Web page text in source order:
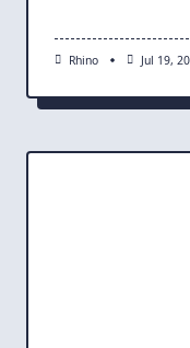
Rhino Jul 19,